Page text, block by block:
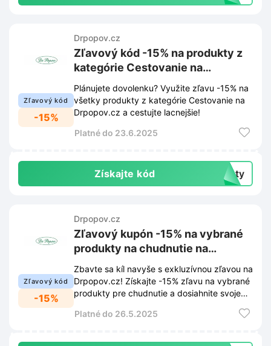
Zľavový kód
-15%
Drpopov.cz
Zľavový kód -15% na produkty z
kategórie Cestovanie na
Drpopov.cz
Plánujete dovolenku? Využite zľavu -15% na
všetky produkty z kategórie Cestovanie na
Drpopov.cz a cestujte lacnejšie!
Platné do 23.6.2025
Získajte kód esty
Zľavový kód
-15%
Drpopov.cz
Zľavový kupón -15% na vybrané
produkty na chudnutie na
Drpopov.cz
Zbavte sa kíl navyše s exkluzívnou zľavou na
Drpopov.cz! Získajte -15% zľavu na vybrané
produkty pre chudnutie a dosiahnite svoje
Platné do 26.5.2025